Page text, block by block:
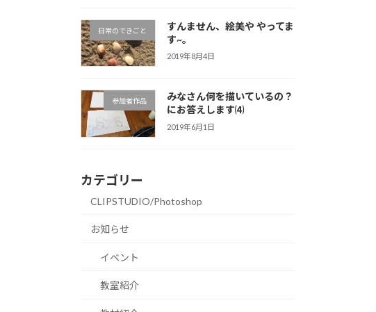
日常のできごと
すんません、絵美や やってま
す~。
2019年8月4日
参加者作品
みなさん何を描いているの？
にお答えします⑷
2019年6月1日
カテゴリー
CLIPSTUDIO/Photoshop
お知らせ
イベント
教室紹介